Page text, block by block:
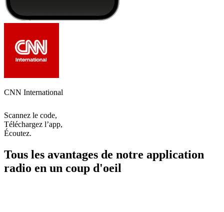
CNN International
Scannez le code,
Téléchargez l’app,
Écoutez.
Tous les avantages de notre application
radio en un coup d'oeil